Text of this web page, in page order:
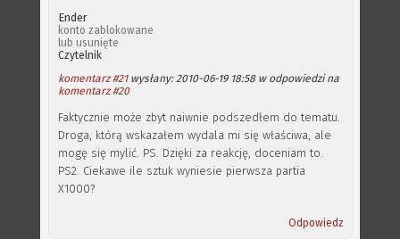
Ender
konto zablokowane
lub usunięte
Czytelnik
komentarz #21wysłany: 2010-06-19 18:58 w odpowiedzi na
komentarz #20
Faktycznie może zbyt naiwnie podszedłem do tematu.
Droga, którą wskazałem wydala mi się właściwa, ale
mogę się mylić. PS. Dzięki za reakcję, doceniam to.
PS2. Ciekawe ile sztuk wyniesie pierwsza partia
X1000?
Odpowiedz